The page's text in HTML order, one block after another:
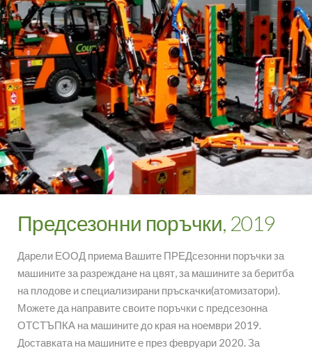
Предсезонни поръчки, 2019
Дарели ЕООД приема Вашите ПРЕДсезонни поръчки за
машините за разреждане на цвят, за машините за беритба
на плодове и специализирани пръскачки(атомизатори).
Можете да направите своите поръчки с предсезонна
ОТСТЪПКА на машините до края на ноември 2019.
Доставката на машините е през февруари 2020. За